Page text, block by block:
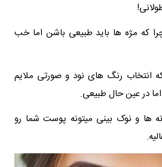
چرا که مژه ها باید طبیعی باشن اما خب
انتخاب رنگ های نود و صورتی ملایم
در عین حال طبیعی.
ها و نوک بینی میتونه پوست شما رو